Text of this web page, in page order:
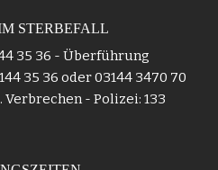
STERBEFALL
35 36 - Überführung
35 36 oder 03144 3470 70
- Polizei: 133